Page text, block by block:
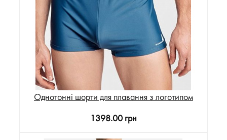
Однотонні шорти для плавання з логотипом
1398.00 грн